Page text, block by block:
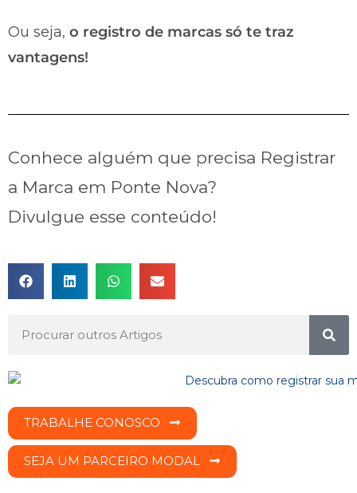
Ou seja, o registro de marcas só te traz
vantagens!
Conhece alguém que precisa Registrar
a Marca em Ponte Nova?
Divulgue esse conteúdo!
TRABALHE CONOSCO
SEJA UM PARCEIRO MODAL